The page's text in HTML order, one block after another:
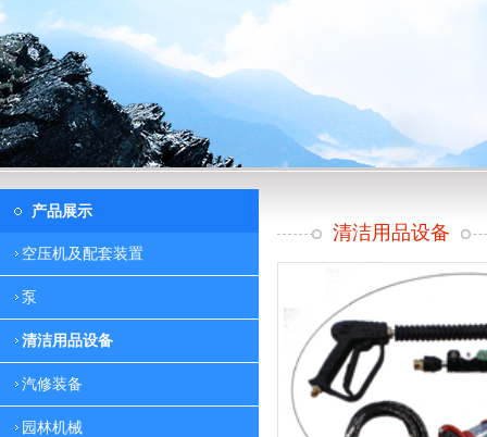
产品展示
空压机及配套装置
泵
清洁用品设备
汽修装备
园林机械
清洁用品设备